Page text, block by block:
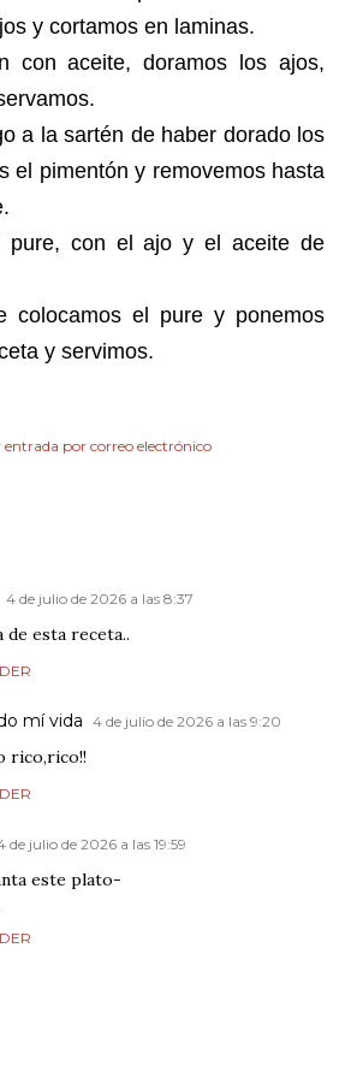
y cortamos en laminas.
con aceite, doramos los ajos,
a la sartén de haber dorado los
el pimentón y removemos hasta
pure, con el ajo y el aceite de
colocamos el pure y ponemos
y servimos.
entrada por correo electrónico
4 de julio de 2026 a las 8:37
de esta receta..
mí vida 4 de julio de 2026 a las 9:20
rico,rico!!
de julio de 2026 a las 19:59
este plato-